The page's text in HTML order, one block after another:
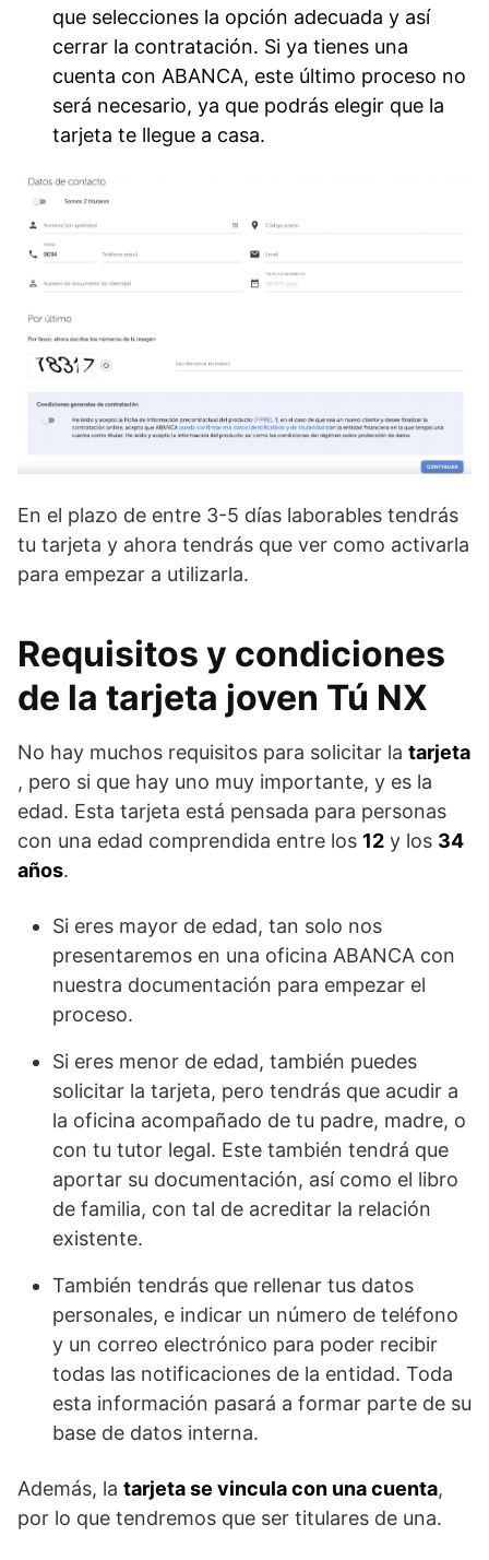
que selecciones la opción adecuada y así
cerrar la contratación. Si ya tienes una
cuenta con ABANCA, este último proceso no
será necesario, ya que podrás elegir que la
tarjeta te llegue a casa.
En el plazo de entre 3-5 días laborables tendrás
tu tarjeta y ahora tendrás que ver como activarla
para empezar a utilizarla.
Requisitos y condiciones
de la tarjeta joven Tú NX
No hay muchos requisitos para solicitar la tarjeta
, pero si que hay uno muy importante, y es la
edad. Esta tarjeta está pensada para personas
con una edad comprendida entre los 12 y los 34
años.
Si eres mayor de edad, tan solo nos
presentaremos en una oficina ABANCA con
nuestra documentación para empezar el
proceso.
Si eres menor de edad, también puedes
solicitar la tarjeta, pero tendrás que acudir a
la oficina acompañado de tu padre, madre, o
con tu tutor legal. Este también tendrá que
aportar su documentación, así como el libro
de familia, con tal de acreditar la relación
existente.
También tendrás que rellenar tus datos
personales, e indicar un número de teléfono
y un correo electrónico para poder recibir
todas las notificaciones de la entidad. Toda
esta información pasará a formar parte de su
base de datos interna.
Además, la tarjeta se vincula con una cuenta,
por lo que tendremos que ser titulares de una.